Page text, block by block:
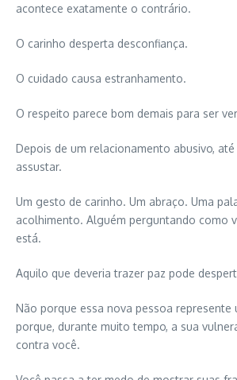
acontece exatamente o contrário.
O carinho desperta desconfiança.
O cuidado causa estranhamento.
O respeito parece bom demais para ser
Depois de um relacionamento abusivo,
assustar.
Um gesto de carinho. Um abraço. Uma
acolhimento. Alguém perguntando como
está.
Aquilo que deveria trazer paz pode
Não porque essa nova pessoa represente
porque, durante muito tempo, a sua
contra você.